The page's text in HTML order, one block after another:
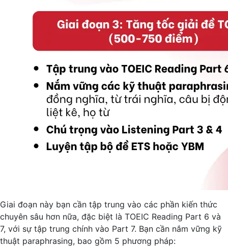
Giai đoạn này bạn cần tập trung vào các phần kiến thức
chuyên sâu hơn nữa, đặc biệt là TOEIC Reading Part 6 và
7, với sự tập trung chính vào Part 7. Bạn cần nắm vững kỹ
thuật paraphrasing, bao gồm 5 phương pháp: